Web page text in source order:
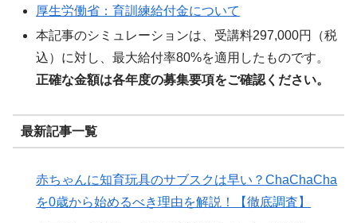
厚生労働省：育訓練給付金について
本記事のシミュレーションは、受講料297,000円（税
込）に対し、最大給付率80%を適用したものです。
正確な金額は各年度の募集要項をご確認ください。
最新記事一覧
赤ちゃんに知育玩具のサブスクは早い？ChaChaCha
を0歳から始めるべき理由を解説！【徹底調査】